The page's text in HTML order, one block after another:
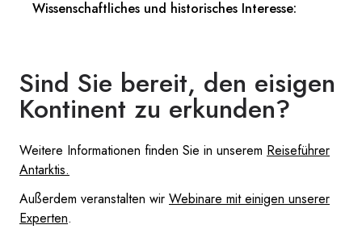
Wissenschaftliches und historisches Interesse:
Sind Sie bereit, den eisigen
Kontinent zu erkunden?
Weitere Informationen finden Sie in unserem Reiseführer
Antarktis.
Außerdem veranstalten wir Webinare mit einigen unserer
Experten.